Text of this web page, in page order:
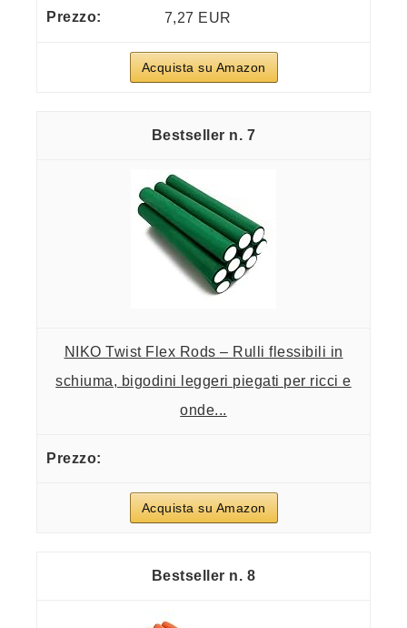
7,27 EUR
Acquista su Amazon
7
NIKO Twist Flex Rods – Rulli flessibili in
schiuma, bigodini leggeri piegati per ricci e
onde...
Acquista su Amazon
8